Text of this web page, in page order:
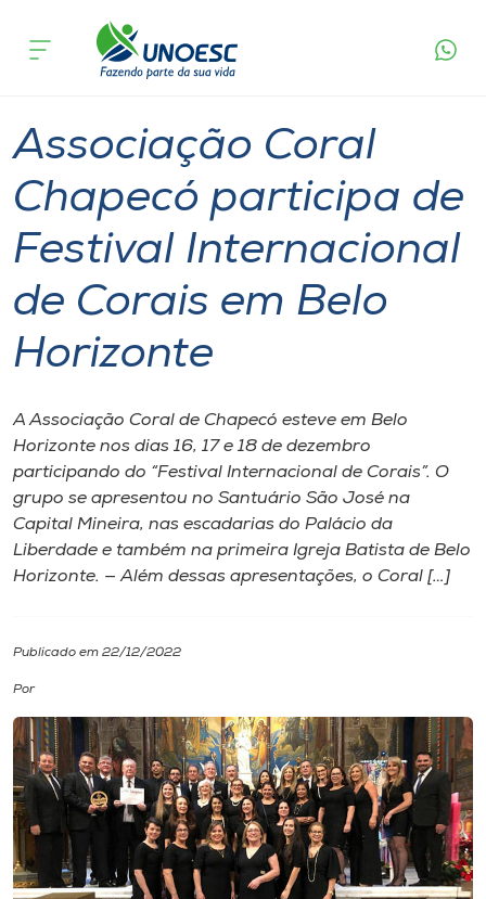
Cursos
Pesquisa
Atendimento ao Estudante
Portal de Ensino
Internacionalização
I.nova
Cultura
CPA
Biblioteca
Editora
acontece
Associação Coral
Chapecó participa de
Festival Internacional
de Corais em Belo
Horizonte
A Associação Coral de Chapecó esteve em Belo
Horizonte nos dias 16, 17 e 18 de dezembro
participando do “Festival Internacional de Corais”. O
grupo se apresentou no Santuário São José na
Capital Mineira, nas escadarias do Palácio da
Liberdade e também na primeira Igreja Batista de Belo
Horizonte. — Além dessas apresentações, o Coral […]
Publicado em 22/12/2022
Por